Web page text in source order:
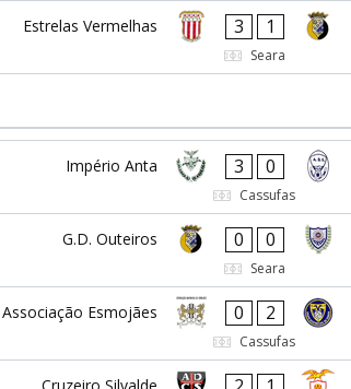
Estrelas Vermelhas 3 1
Seara
Império Anta 3 0
Cassufas
G.D. Outeiros 0 0
Seara
Associação Esmojães 0 2
Cassufas